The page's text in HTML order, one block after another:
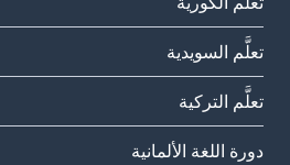
تعلَّم السويدية
تعلَّم التركية
دورة اللغة الألمانية